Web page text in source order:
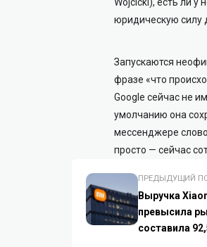
юридическую силу
Запускаются
фразе «что
Google сейчас не
умолчанию она
мессенджере
просто — сейчас
ПРЕДЫДУЩИЙ
Выручка
превысила
составила